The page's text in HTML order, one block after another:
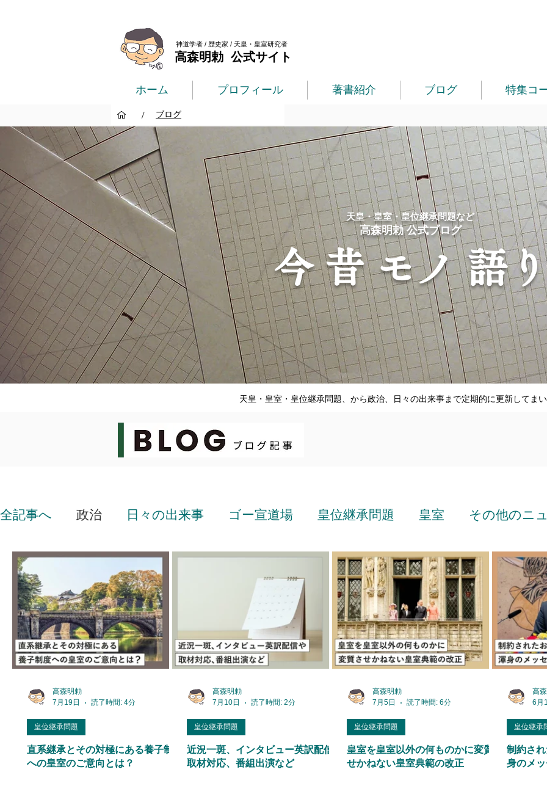
神道学者 / 歴史家 / 天皇・皇室研究者
高森明勅 公式サイト
ホーム プロフィール 著書紹介 ブログ 特集コ
/ ブログ
​天皇・皇室・皇位継承問題など
​高森明勅 公式ブログ
​今 昔 モノ 語り
天皇・皇室・皇位継承問題、から政治、日々の出来事まで定期的に更新してまい
全記事へ 政治 日々の出来事 ゴー宣道場 皇位継承問題 皇室 その他のニ
直系継承とその対極にある養子制度
への皇室のご意向とは？
皇位継承問題
高森明勅
7月19日
読了時間: 4分
近況一斑、インタビュー英訳配信や
取材対応、番組出演など
皇位継承問題
高森明勅
7月10日
読了時間: 2分
皇室を皇室以外の何ものかに変質さ
せかねない皇室典範の改正
皇位継承問題
高森明勅
7月5日
読了時間: 6分
制約され
身のメ
皇位継承
高
6月